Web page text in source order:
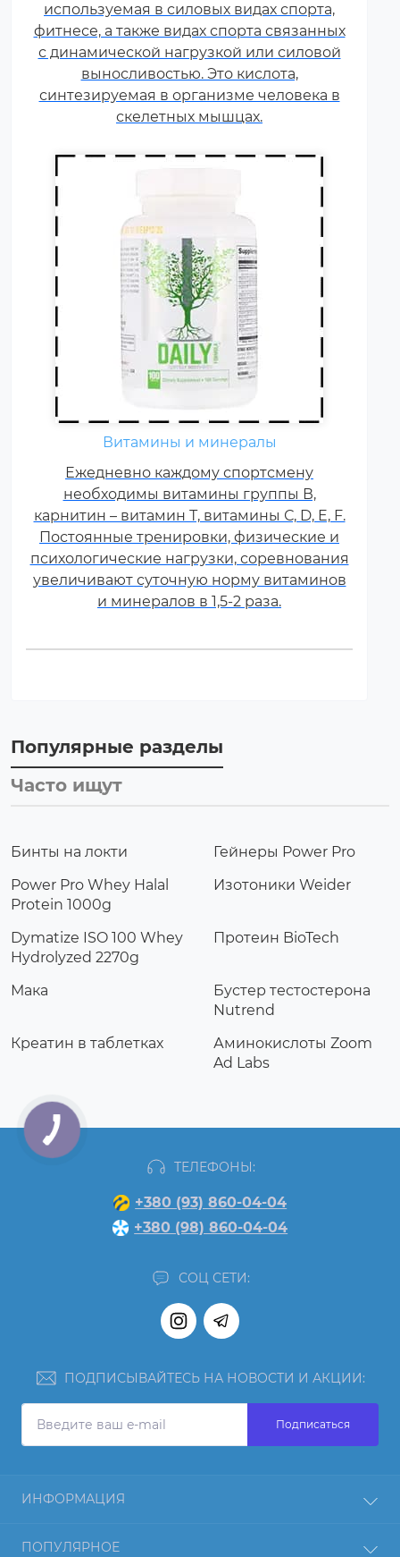
используемая в силовых видах спорта,
фитнесе, а также видах спорта связанных
с динамической нагрузкой или силовой
выносливостью. Это кислота,
синтезируемая в организме человека в
скелетных мышцах.
Постоянные тренировки,
физические и психологические
нагрузки, соревнования
увеличивают суточную норму
витаминов и минералов в 1,5-2
Витамины и минералы
Ежедневно каждому спортсмену
необходимы витамины группы В,
карнитин – витамин Т, витамины С, D, E, F.
Постоянные тренировки, физические и
психологические нагрузки, соревнования
увеличивают суточную норму витаминов
и минералов в 1,5-2 раза.
Популярные разделы
Часто ищут
Бинты на локти
Гейнеры Power Pro
Power Pro Whey Halal
Protein 1000g
Изотоники Weider
Dymatize ISO 100 Whey
Hydrolyzed 2270g
Протеин BioTech
Мака
Бустер тестостерона
Nutrend
Креатин в таблетках
Аминокислоты Zoom
Ad Labs
ТЕЛЕФОНЫ:
+380 (93) 860-04-04
+380 (98) 860-04-04
СОЦ СЕТИ:
ПОДПИСЫВАЙТЕСЬ НА НОВОСТИ И АКЦИИ:
Подписаться
ИНФОРМАЦИЯ
ПОПУЛЯРНОЕ